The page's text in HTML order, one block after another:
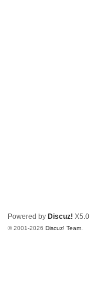
Powered by Discuz! X5.0
© 2001-2026Discuz! Team